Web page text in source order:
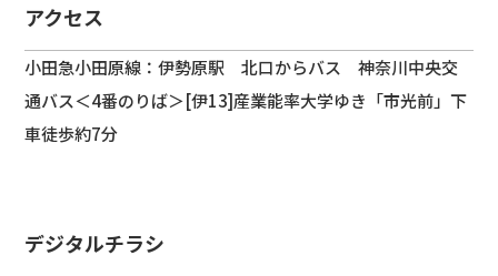
アクセス
小田急小田原線：伊勢原駅 北口からバス 神奈川中央交
通バス＜4番のりば＞[伊13]産業能率大学ゆき「市光前」下
車徒歩約7分
デジタルチラシ